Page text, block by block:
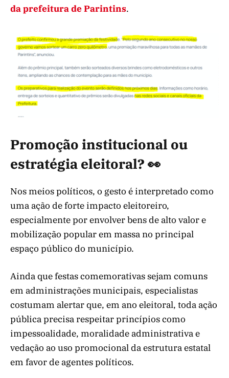
da prefeitura de Parintins.
Promoção institucional ou
estratégia eleitoral? 👀
Nos meios políticos, o gesto é interpretado como
uma ação de forte impacto eleitoreiro,
especialmente por envolver bens de alto valor e
mobilização popular em massa no principal
espaço público do município.
Ainda que festas comemorativas sejam comuns
em administrações municipais, especialistas
costumam alertar que, em ano eleitoral, toda ação
pública precisa respeitar princípios como
impessoalidade, moralidade administrativa e
vedação ao uso promocional da estrutura estatal
em favor de agentes políticos.